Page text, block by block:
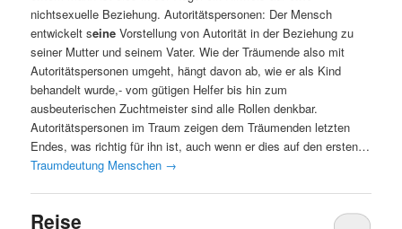
nichtsexuelle Beziehung. Autoritätspersonen: Der Mensch
entwickelt seine Vorstellung von Autorität in der Beziehung zu
seiner Mutter und seinem Vater. Wie der Träumende also mit
Autoritätspersonen umgeht, hängt davon ab, wie er als Kind
behandelt wurde,- vom gütigen Helfer bis hin zum
ausbeuterischen Zuchtmeister sind alle Rollen denkbar.
Autoritätspersonen im Traum zeigen dem Träumenden letzten
Endes, was richtig für ihn ist, auch wenn er dies auf den ersten…
Traumdeutung Menschen →
Reise